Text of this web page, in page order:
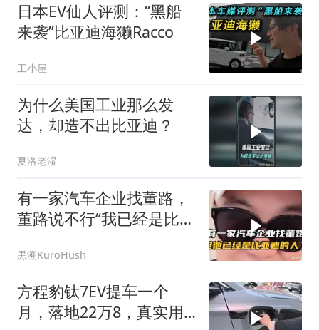
日本EV仙人评测：“黑船
来袭”比亚迪海獭Racco
工小屋
为什么美国工业那么发
达，却造不出比亚迪？
夏洛老湿
有一家汽车企业找董路，
董路说不行“我已经是比亚
黒溯KuroHush
方程豹钛7EV提车一个
月，落地22万8，真实用